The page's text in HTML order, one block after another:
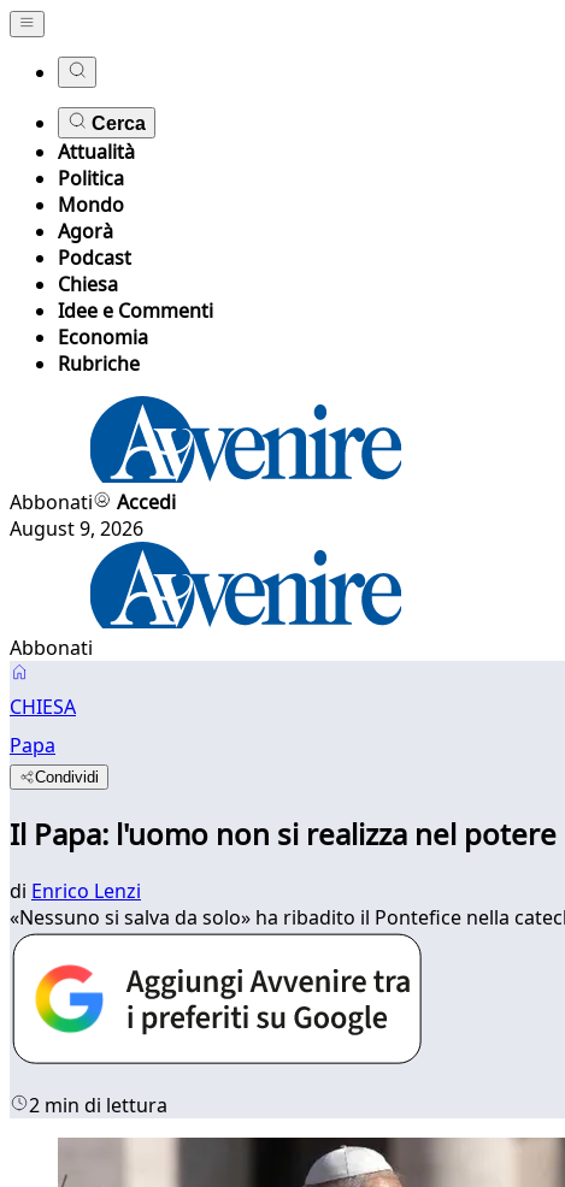
Cerca
Attualità
Politica
Mondo
Agorà
Podcast
Chiesa
Idee e Commenti
Economia
Rubriche
Abbonati
Accedi
August 9, 2026
Abbonati
CHIESA
Papa
Condividi
Il Papa: l'uomo non si realizza nel potere
di Enrico Lenzi
«Nessuno si salva da solo» ha ribadito il Pontefice nella
2 min di lettura